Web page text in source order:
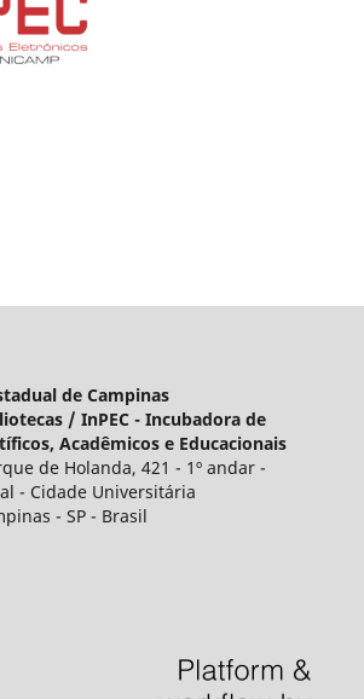
de Campinas
/ InPEC - Incubadora de
Acadêmicos e Educacionais
de Holanda, 421 - 1º andar -
- Cidade Universitária
- SP - Brasil